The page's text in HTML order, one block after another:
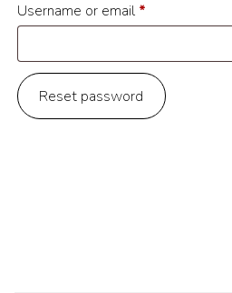
Username or email *
Reset password